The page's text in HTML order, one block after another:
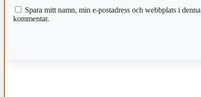
Spara mitt namn, min e-postadress och webbplats i
kommentar.